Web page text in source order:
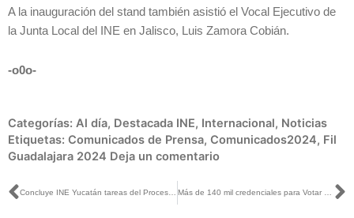
A la inauguración del stand también asistió el Vocal Ejecutivo de
la Junta Local del INE en Jalisco, Luis Zamora Cobián.
-o0o-
Categorías: Al día, Destacada INE, Internacional, Noticias
Etiquetas: Comunicados de Prensa, Comunicados2024, Fil
Guadalajara 2024 Deja un comentario
Ant